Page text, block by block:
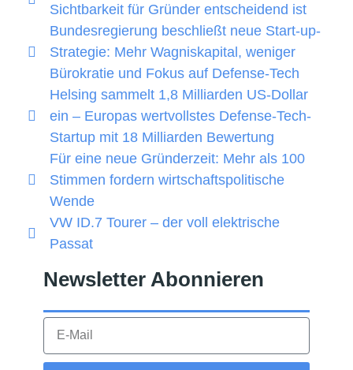
Sichtbarkeit für Gründer entscheidend ist
Bundesregierung beschließt neue Start-up-
Strategie: Mehr Wagniskapital, weniger
Bürokratie und Fokus auf Defense-Tech
Helsing sammelt 1,8 Milliarden US-Dollar
ein – Europas wertvollstes Defense-Tech-
Startup mit 18 Milliarden Bewertung
Für eine neue Gründerzeit: Mehr als 100
Stimmen fordern wirtschaftspolitische
Wende
VW ID.7 Tourer – der voll elektrische
Passat
Newsletter Abonnieren​